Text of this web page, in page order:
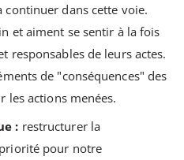
continuer dans cette voie.
et aiment se sentir à la fois
responsables de leurs actes.
de "conséquences" des
les actions menées.
: restructurer la
pour notre